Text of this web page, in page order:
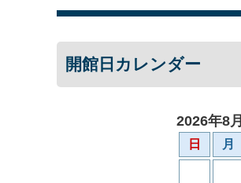
開館日カレンダー
2026年8月
日 月